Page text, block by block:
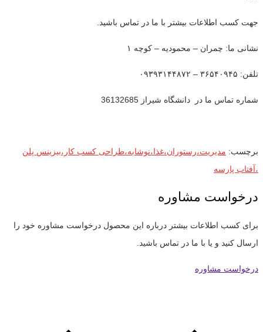
جهت کسب اطلاعات بیشتر با ما در تماس باشید.
نشانی ما: چمران – محمودیه – کوچه ۱
تلفن: ۳۶۵۴۰۹۴۵ – ۰۹۳۹۳۱۴۴۸۷۲
شماره تماس ما در دانشگاه شیراز 36132685
برچسب: مدیریت،رستوران،غذا،نوشابه،طراحی کسب کار،بیزینس پلن
،آفتاب پارسه
درخواست مشاوره
برای کسب اطلاعات بیشتر درباره این محصول درخواست مشاوره خود را
ارسال کنید و یا با ما در تماس باشید.
درخواست مشاوره